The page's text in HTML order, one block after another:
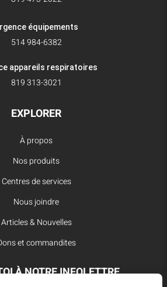
équipements
514 984-6382
appareils respiratoires
819 313-3021
EXPLORER
À propos
Nos produits
Centres de services
Nous joindre
Articles & Nouvelles
et commandites
À NOTRE INFOLETTRE